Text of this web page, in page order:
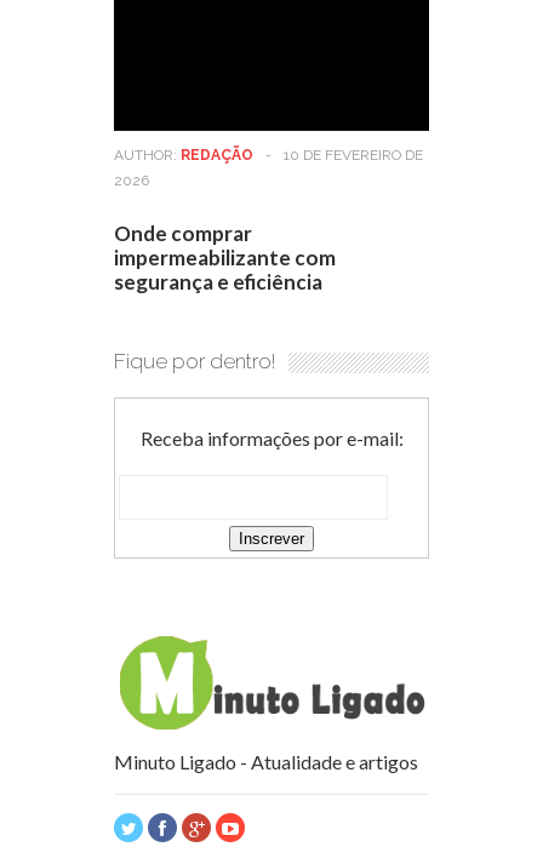
AUTHOR: REDAÇÃO -
10 DE FEVEREIRO DE
2026
Onde comprar
impermeabilizante com
segurança e eficiência
Fique por dentro!
Receba informações por e-mail:
Minuto Ligado - Atualidade e artigos